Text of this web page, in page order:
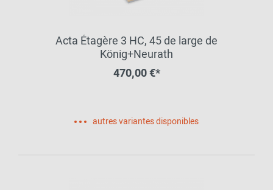
Acta Étagère 3 HC, 45 de large de
König+Neurath
470,00 €*
autres variantes disponibles